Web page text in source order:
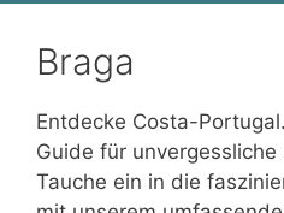
Braga
Entdecke Costa-
Guide für unvergessliche
Tauche ein in die